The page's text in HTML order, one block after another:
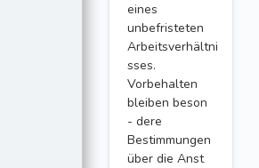
eines
unbefristeten
Arbeitsverhältni
sses.
Vorbehalten
bleiben beson
- dere
Bestimmungen
über die Anst